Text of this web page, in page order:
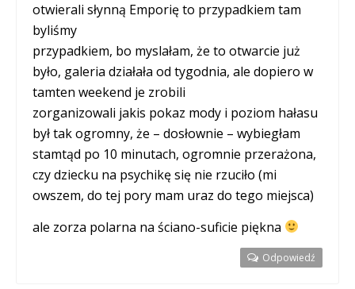
otwierali słynną Emporię to przypadkiem tam
byliśmy
przypadkiem, bo myslałam, że to otwarcie już
było, galeria działała od tygodnia, ale dopiero w
tamten weekend je zrobili
zorganizowali jakis pokaz mody i poziom hałasu
był tak ogromny, że – dosłownie – wybiegłam
stamtąd po 10 minutach, ogromnie przerażona,
czy dziecku na psychikę się nie rzuciło (mi
owszem, do tej pory mam uraz do tego miejsca)
ale zorza polarna na ściano-suficie piękna
Odpowiedź